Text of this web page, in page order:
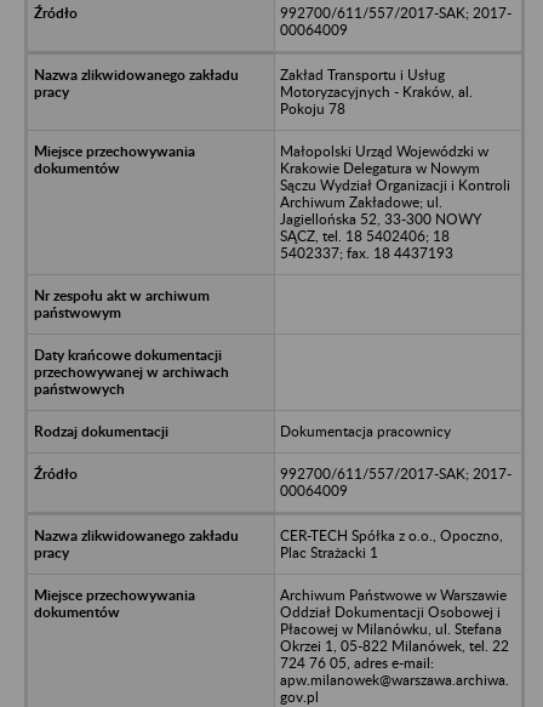
992700/611/557/2017-SAK; 2017-
00064009
Zakład Transportu i Usług
Motoryzacyjnych - Kraków, al.
Pokoju 78
Małopolski Urząd Wojewódzki w
Krakowie Delegatura w Nowym
Sączu Wydział Organizacji i Kontroli
Archiwum Zakładowe; ul.
Jagiellońska 52, 33-300 NOWY
SĄCZ, tel. 18 5402406; 18
5402337; fax. 18 4437193
Dokumentacja pracownicy
992700/611/557/2017-SAK; 2017-
00064009
CER-TECH Spółka z o.o., Opoczno,
Plac Strażacki 1
Archiwum Państwowe w Warszawie
Oddział Dokumentacji Osobowej i
Płacowej w Milanówku, ul. Stefana
Okrzei 1, 05-822 Milanówek, tel. 22
724 76 05, adres e-mail:
apw.milanowek@warszawa.archiwa.
gov.pl